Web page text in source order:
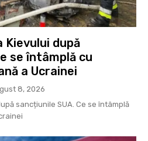
Kievului după
se întâmplă cu
a Ucrainei
8, 2026
sancțiunile SUA. Ce se întâmplă